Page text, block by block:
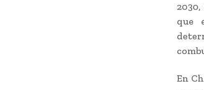
que
En